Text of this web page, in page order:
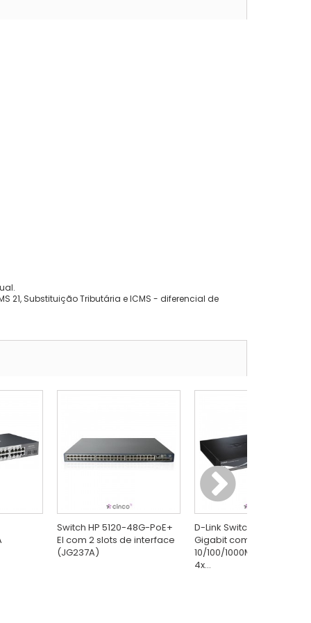
21, Substituição Tributária e ICMS - diferencial de
Switch HP 5120-48G-PoE+
EI com 2 slots de interface
(JG237A)
D-Link Switch Gerenciável
Gigabit com 24x
10/100/1000Mbps RJ45 +
4x...